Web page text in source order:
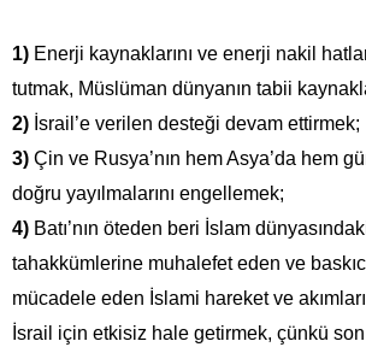
1) Enerji kaynaklarını ve enerji nakil
tutmak, Müslüman dünyanın tabii
2) İsrail’e verilen desteği devam ettirmek;
3) Çin ve Rusya’nın hem Asya’da hem
doğru yayılmalarını engellemek;
4) Batı’nın öteden beri İslam
tahakkümlerine muhalefet eden ve
mücadele eden İslami hareket ve akımları
İsrail için etkisiz hale getirmek, çünkü son